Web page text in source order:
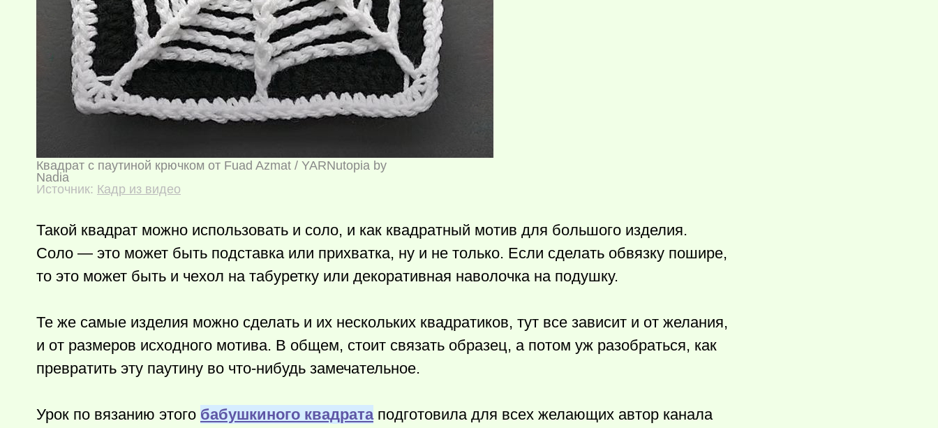
Квадрат с паутиной крючком от Fuad Azmat / YARNutopia by
Nadia
Источник: Кадр из видео
Такой квадрат можно использовать и соло, и как квадратный мотив для большого изделия.
Соло — это может быть подставка или прихватка, ну и не только. Если сделать обвязку пошире,
то это может быть и чехол на табуретку или декоративная наволочка на подушку.
Те же самые изделия можно сделать и их нескольких квадратиков, тут все зависит и от желания,
и от размеров исходного мотива. В общем, стоит связать образец, а потом уж разобраться, как
превратить эту паутину во что-нибудь замечательное.
Урок по вязанию этого бабушкиного квадратаподготовила для всех желающих автор канала